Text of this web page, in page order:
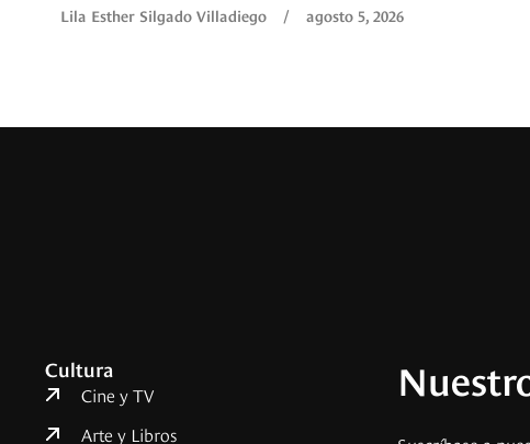
Lila Esther Silgado Villadiego / agosto 5, 2026
Cultura
Cine y TV
Arte y Libros